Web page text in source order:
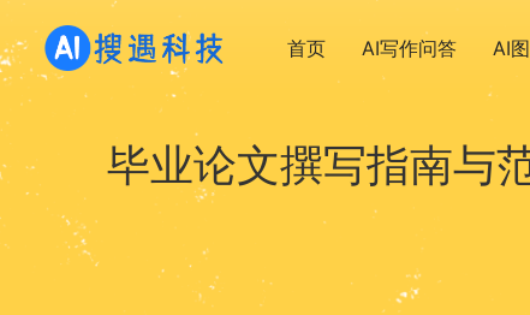
首页 AI写作问答 AI
毕业论文撰写指南与